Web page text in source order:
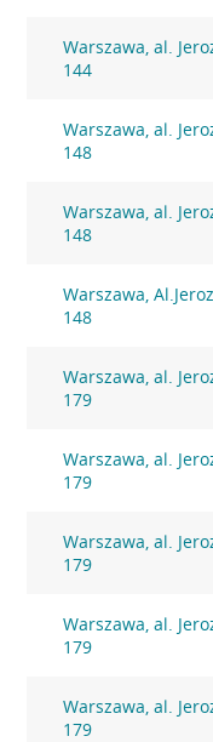
Warszawa, al.
144
Warszawa, al.
148
Warszawa, al.
148
Warszawa,
148
Warszawa, al.
179
Warszawa, al.
179
Warszawa, al.
179
Warszawa, al.
179
Warszawa, al.
179